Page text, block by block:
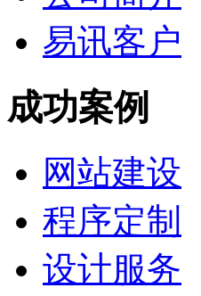
易讯客户
成功案例
网站建设
程序定制
设计服务